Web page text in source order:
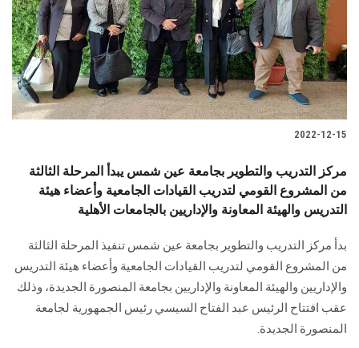
2022-12-15
مركز التدريب والتطوير بجامعة عين شمس يبدأ المرحلة الثالثة
من المشروع القومي لتدريب القيادات الجامعية وأعضاء هيئة
التدريس والهيئة المعاونة والإداريين بالجامعات الأهلية
بدأ مركز التدريب والتطوير بجامعة عين شمس تنفيذ المرحلة الثالثة
من المشروع القومي لتدريب القيادات الجامعية وأعضاء هيئة التدريس
والإداريين والهيئة المعاونة والإداريين بجامعة المنصورة الجديدة، وذلك
عقب افتتاح الرئيس عبد الفتاح السيسي رئيس الجمهورية لجامعة
المنصورة الجديدة.